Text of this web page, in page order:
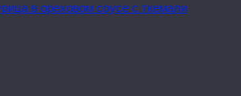
в ореховом соусе с ткемали